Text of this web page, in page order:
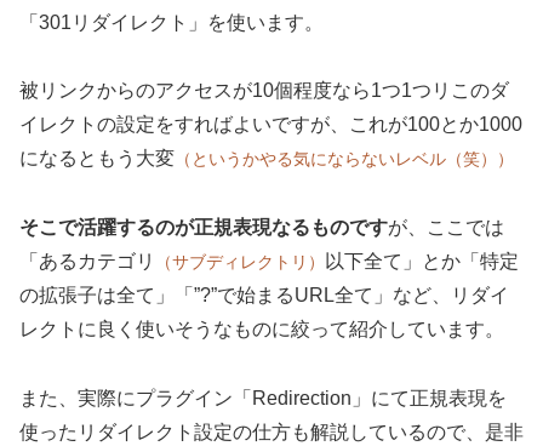
「301リダイレクト」を使います。
被リンクからのアクセスが10個程度なら1つ1つリこのダ
イレクトの設定をすればよいですが、これが100とか1000
になるともう大変 （というかやる気にならないレベル（笑））
そこで活躍するのが正規表現なるものですが、ここでは
「あるカテゴリ
（サブディレクトリ）
以下全て」とか「特定
の拡張子は全て」「”?”で始まるURL全て」など、リダイ
レクトに良く使いそうなものに絞って紹介しています。
また、実際にプラグイン「Redirection」にて正規表現を
使ったリダイレクト設定の仕方も解説しているので、是非